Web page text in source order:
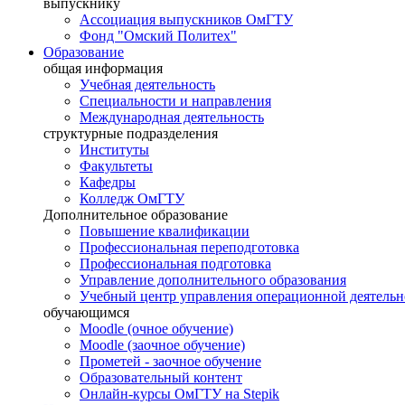
выпускнику
Ассоциация выпускников ОмГТУ
Фонд "Омский Политех"
Образование
общая информация
Учебная деятельность
Специальности и направления
Международная деятельность
структурные подразделения
Институты
Факультеты
Кафедры
Колледж ОмГТУ
Дополнительное образование
Повышение квалификации
Профессиональная переподготовка
Профессиональная подготовка
Управление дополнительного образования
Учебный центр управления операционной
обучающимся
Moodle (очное обучение)
Moodle (заочное обучение)
Прометей - заочное обучение
Образовательный контент
Онлайн-курсы ОмГТУ на Stepik